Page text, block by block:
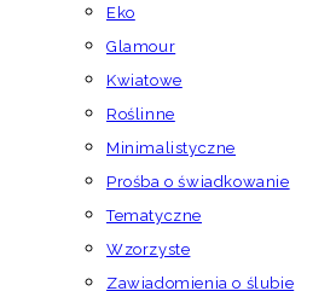
Eko
Glamour
Kwiatowe
Roślinne
Minimalistyczne
Prośba o świadkowanie
Tematyczne
Wzorzyste
Zawiadomienia o ślubie